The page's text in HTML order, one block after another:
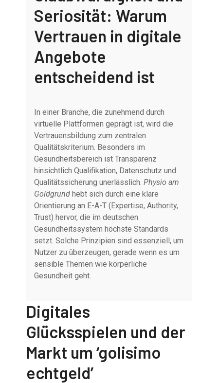
Seriosität: Warum
Vertrauen in digitale
Angebote
entscheidend ist
In einer Branche, die zunehmend durch
virtuelle Plattformen geprägt ist, wird die
Vertrauensbildung zum zentralen
Qualitätskriterium. Besonders im
Gesundheitsbereich ist Transparenz
hinsichtlich Qualifikation, Datenschutz und
Qualitätssicherung unerlässlich.Physio am
Goldgrund hebt sich durch eine klare
Orientierung an E-A-T (Expertise, Authority,
Trust) hervor, die im deutschen
Gesundheitssystem höchste Standards
setzt. Solche Prinzipien sind essenziell, um
Nutzer zu überzeugen, gerade wenn es um
sensible Themen wie körperliche
Gesundheit geht.
Digitales
Glücksspielen und der
Markt um ‘golisimo
echtgeld’